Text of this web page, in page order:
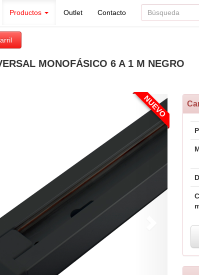
Productos Outlet Contacto
MONOFÁSICO 6 A 1 M NEGRO
NUEVO
Next